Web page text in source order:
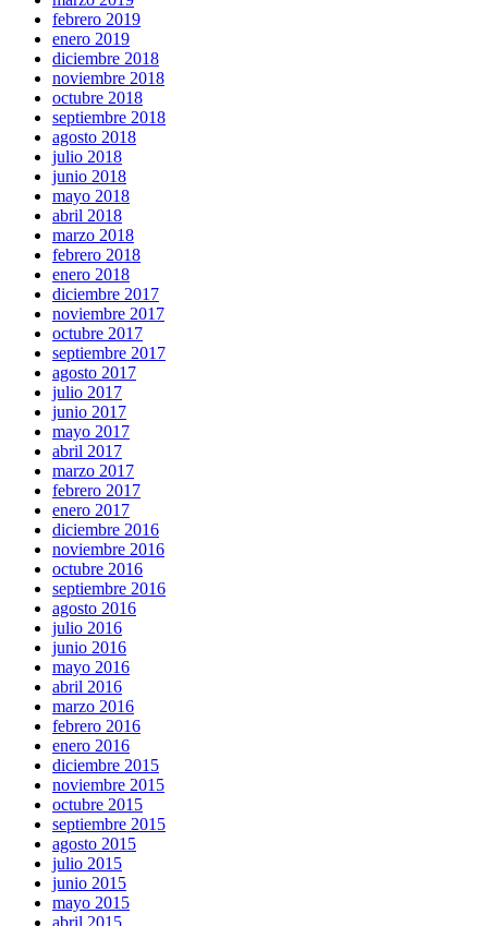
febrero 2019
enero 2019
diciembre 2018
noviembre 2018
octubre 2018
septiembre 2018
agosto 2018
julio 2018
junio 2018
mayo 2018
abril 2018
marzo 2018
febrero 2018
enero 2018
diciembre 2017
noviembre 2017
octubre 2017
septiembre 2017
agosto 2017
julio 2017
junio 2017
mayo 2017
abril 2017
marzo 2017
febrero 2017
enero 2017
diciembre 2016
noviembre 2016
octubre 2016
septiembre 2016
agosto 2016
julio 2016
junio 2016
mayo 2016
abril 2016
marzo 2016
febrero 2016
enero 2016
diciembre 2015
noviembre 2015
octubre 2015
septiembre 2015
agosto 2015
julio 2015
junio 2015
mayo 2015
abril 2015